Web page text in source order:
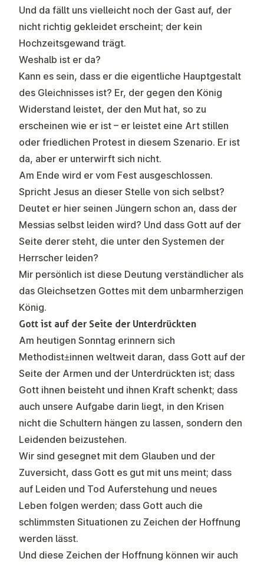
Und da fällt uns vielleicht noch der Gast auf, der
nicht richtig gekleidet erscheint; der kein
Hochzeitsgewand trägt.
Weshalb ist er da?
Kann es sein, dass er die eigentliche Hauptgestalt
des Gleichnisses ist? Er, der gegen den König
Widerstand leistet, der den Mut hat, so zu
erscheinen wie er ist – er leistet eine Art stillen
oder friedlichen Protest in diesem Szenario. Er ist
da, aber er unterwirft sich nicht.
Am Ende wird er vom Fest ausgeschlossen.
Spricht Jesus an dieser Stelle von sich selbst?
Deutet er hier seinen Jüngern schon an, dass der
Messias selbst leiden wird? Und dass Gott auf der
Seite derer steht, die unter den Systemen der
Herrscher leiden?
Mir persönlich ist diese Deutung verständlicher als
das Gleichsetzen Gottes mit dem unbarmherzigen
König.
Gott ist auf der Seite der Unterdrückten
Am heutigen Sonntag erinnern sich
Methodist±innen weltweit daran, dass Gott auf der
Seite der Armen und der Unterdrückten ist; dass
Gott ihnen beisteht und ihnen Kraft schenkt; dass
auch unsere Aufgabe darin liegt, in den Krisen
nicht die Schultern hängen zu lassen, sondern den
Leidenden beizustehen.
Wir sind gesegnet mit dem Glauben und der
Zuversicht, dass Gott es gut mit uns meint; dass
auf Leiden und Tod Auferstehung und neues
Leben folgen werden; dass Gott auch die
schlimmsten Situationen zu Zeichen der Hoffnung
werden lässt.
Und diese Zeichen der Hoffnung können wir auch